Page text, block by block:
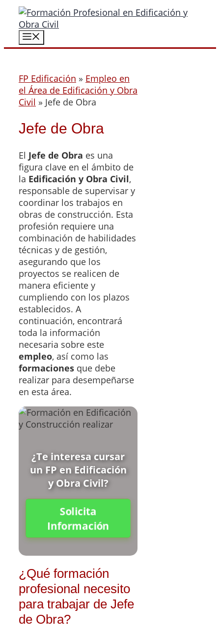
Saltar
contenido
FP Edificación » Empleo en
el Área de Edificación y Obra
Civil » Jefe de Obra
Jefe de Obra
El Jefe de Obra es una
figura clave en el ámbito de
la Edificación y Obra Civil,
responsable de supervisar y
coordinar los trabajos en
obras de construcción. Esta
profesión requiere una
combinación de habilidades
técnicas y de gestión,
asegurando que los
proyectos se realicen de
manera eficiente y
cumpliendo con los plazos
establecidos. A
continuación, encontrará
toda la información
necesaria sobre este
empleo, así como las
formaciones que debe
realizar para desempeñarse
en esta área.
¿Te interesa cursar
un FP en Edificación
y Obra Civil?
Solicita
Información
¿Qué formación
profesional necesito
para trabajar de Jefe
de Obra?